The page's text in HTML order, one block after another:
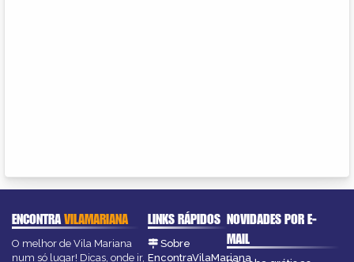
ENCONTRAVILAMARIANA
O melhor de Vila Mariana
num só lugar! Dicas, onde ir,
LINKS RÁPIDOS
Sobre
EncontraVilaMariana
NOVIDADES POR E-
MAIL